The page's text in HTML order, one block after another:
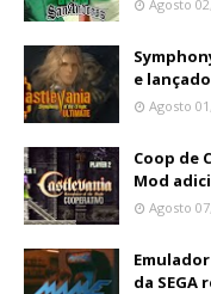
Agosto
e
Agosto
Coop de
Mod
Agosto
da